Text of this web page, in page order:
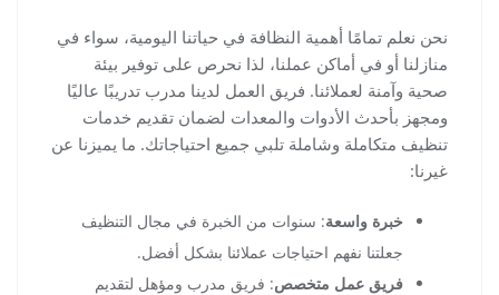
نحن نعلم تمامًا أهمية النظافة في حياتنا اليومية، سواء في
منازلنا أو في أماكن عملنا، لذا نحرص على توفير بيئة
صحية وآمنة لعملائنا. فريق العمل لدينا مدرب تدريبًا عاليًا
ومجهز بأحدث الأدوات والمعدات لضمان تقديم خدمات
تنظيف متكاملة وشاملة تلبي جميع احتياجاتك. ما يميزنا عن
غيرنا:
خبرة واسعة: سنوات من الخبرة في مجال التنظيف
جعلتنا نفهم احتياجات عملائنا بشكل أفضل.
فريق عمل متخصص: فريق مدرب ومؤهل لتقديم